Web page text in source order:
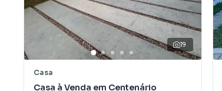
19
Casa
Casa à Venda em Centenário